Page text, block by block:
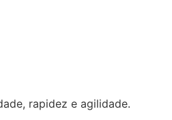
rapidez e agilidade.